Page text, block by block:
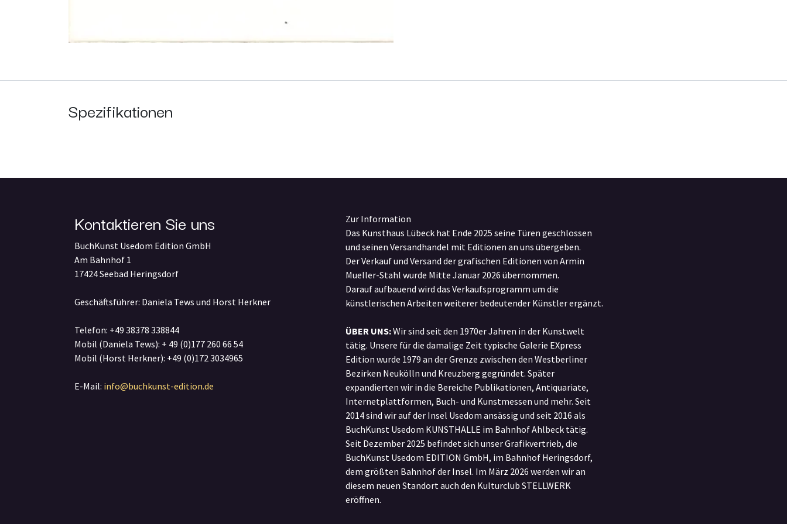
Spezifikationen
Kontaktieren Sie uns
BuchKunst Usedom Edition GmbH
Am Bahnhof 1
17424 Seebad Heringsdorf
Geschäftsführer: Daniela Tews und Horst Herkner
Telefon: +49 38378 338844
Mobil (Daniela Tews): + 49 (0)177 260 66 54
Mobil (Horst Herkner): +49 (0)172 3034965
E-Mail: info@buchkunst-edition.de
Zur Information
Das Kunsthaus Lübeck hat Ende 2025 seine Türen geschlossen
und seinen Versandhandel mit Editionen an uns übergeben.
Der Verkauf und Versand der grafischen Editionen von Armin
Mueller-Stahl wurde Mitte Januar 2026 übernommen.
Darauf aufbauend wird das Verkaufsprogramm um die
künstlerischen Arbeiten weiterer bedeutender Künstler ergänzt.
ÜBER UNS:Wir sind seit den 1970er Jahren in der Kunstwelt
tätig. Unsere für die damalige Zeit typische Galerie EXpress
Edition wurde 1979 an der Grenze zwischen den Westberliner
Bezirken Neukölln und Kreuzberg gegründet. Später
expandierten wir in die Bereiche Publikationen, Antiquariate,
Internetplattformen, Buch- und Kunstmessen und mehr. Seit
2014 sind wir auf der Insel Usedom ansässig und seit 2016 als
BuchKunst Usedom KUNSTHALLE im Bahnhof Ahlbeck tätig.
Seit Dezember 2025 befindet sich unser Grafikvertrieb, die
BuchKunst Usedom EDITION GmbH, im Bahnhof Heringsdorf,
dem größten Bahnhof der Insel. Im März 2026 werden wir an
diesem neuen Standort auch den Kulturclub STELLWERK
eröffnen.